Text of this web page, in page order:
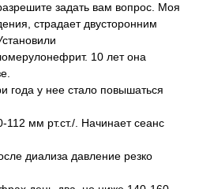
задать вам вопрос. Моя
страдает двусторонним
10 лет она
года у нее стало повышаться
мм рт.ст./. Начинает сеанс
диализа давление резко